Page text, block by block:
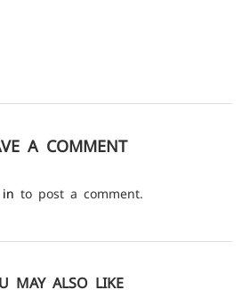
A COMMENT
to post a comment.
MAY ALSO LIKE